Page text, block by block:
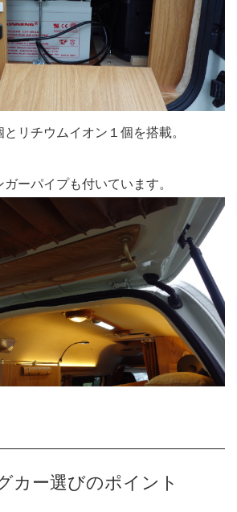
リチウムイオン１個を搭載。
ーパイプも付いています。
カー選びのポイント